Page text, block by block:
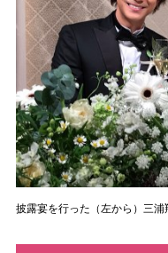
披露宴を行った（左から）三浦